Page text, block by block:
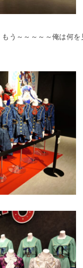
う～～～～～俺は何を